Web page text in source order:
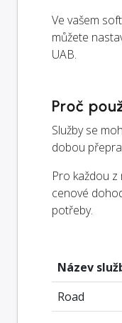
Ve vašem
můžete
UAB.
Proč
Služby se
dobou
Pro každou
cenové
potřeby.
Název
Road